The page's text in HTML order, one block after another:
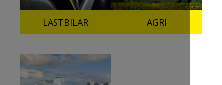
LASTBILAR AGRI